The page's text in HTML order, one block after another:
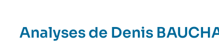
Analyses de Denis